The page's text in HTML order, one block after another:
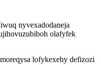
nyvexadodaneja
olafyfek
lofykexehy defizozi